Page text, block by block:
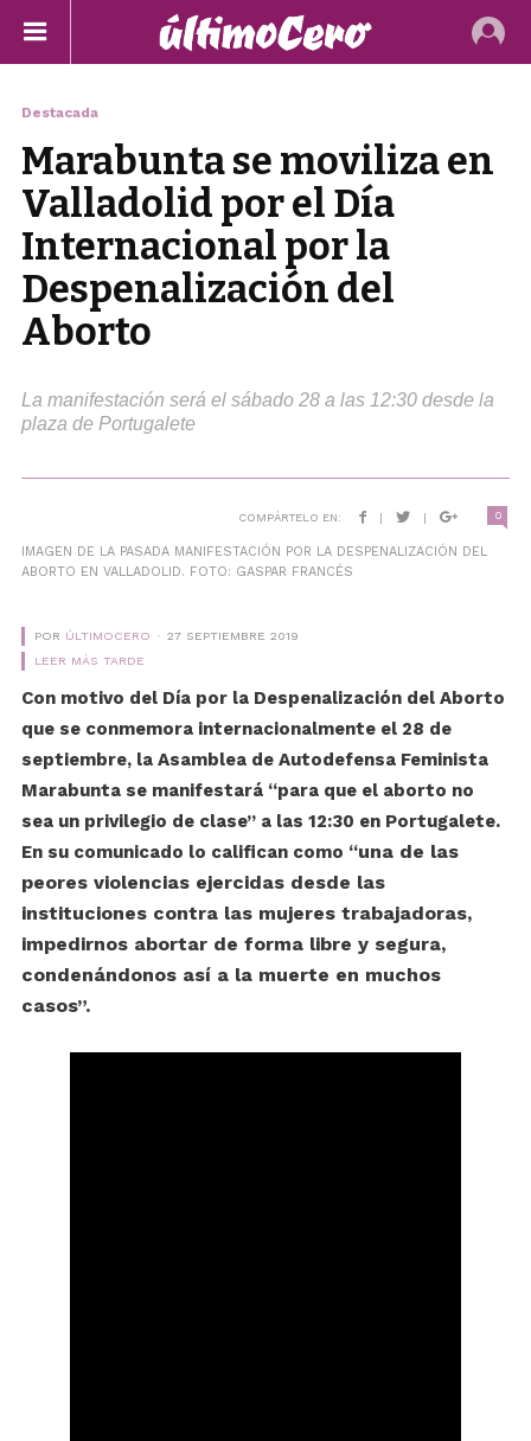
Destacada
Marabunta se moviliza en
Valladolid por el Día
Internacional por la
Despenalización del
Aborto
La manifestación será el sábado 28 a las 12:30 desde la
plaza de Portugalete
COMPÁRTELO EN: | | 0
IMAGEN DE LA PASADA MANIFESTACIÓN POR LA DESPENALIZACIÓN DEL
ABORTO EN VALLADOLID. FOTO: GASPAR FRANCÉS
POR ÚLTIMOCERO
27 SEPTIEMBRE 2019
LEER MÁS TARDE
Con motivo del Día por la Despenalización del Aborto
que se conmemora internacionalmente el 28 de
septiembre, la Asamblea de Autodefensa Feminista
Marabunta se manifestará “para que el aborto no
sea un privilegio de clase” a las 12:30 en Portugalete.
En su comunicado lo califican como “una de las
peores violencias ejercidas desde las
instituciones contra las mujeres trabajadoras,
impedirnos abortar de forma libre y segura,
condenándonos así a la muerte en muchos
casos”.